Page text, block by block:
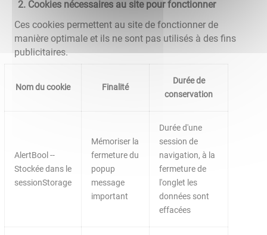
Cookies nécessaires au site pour fonctionner
Ces cookies permettent au site de fonctionner de
manière optimale et ils ne sont pas utilisés à des fins
publicitaires.
Nom du cookie Finalité
Durée de
conservation
AlertBool --
Stockée dans le
sessionStorage
Mémoriser la
fermeture du
popup
message
important
Durée d'une
session de
navigation, à la
fermeture de
l'onglet les
données sont
effacées